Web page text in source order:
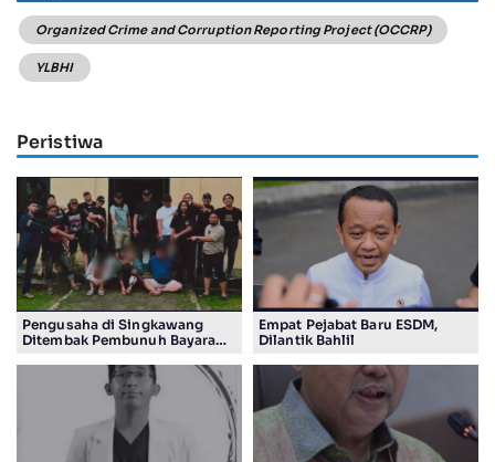
Organized Crime and Corruption Reporting Project (OCCRP)
YLBHI
Peristiwa
Pengusaha di Singkawang
Ditembak Pembunuh Bayaran
Empat Pejabat Baru ESDM,
Dilantik Bahlil